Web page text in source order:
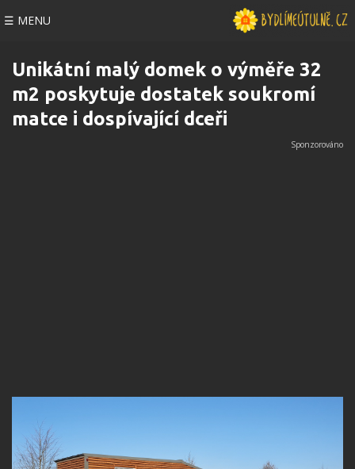
☰ MENU
Unikátní malý domek o výměře 32
m2 poskytuje dostatek soukromí
matce i dospívající dceři